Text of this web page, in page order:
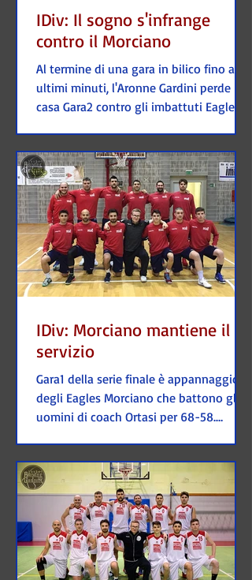
IDiv: Il sogno s'infrange
contro il Morciano
Al termine di una gara in bilico fino agli
ultimi minuti, l'Aronne Gardini perde in
casa Gara2 contro gli imbattuti Eagles di
IDiv: Morciano mantiene il
servizio
Gara1 della serie finale è appannaggio
degli Eagles Morciano che battono gli
uomini di coach Ortasi per 68-58.